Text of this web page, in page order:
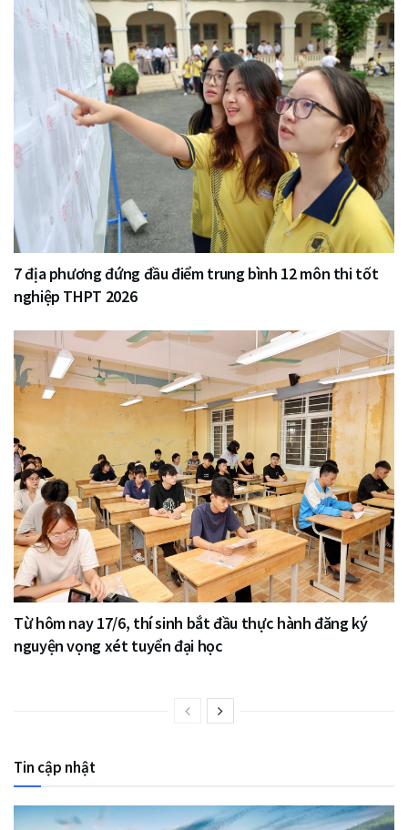
7 địa phương đứng đầu điểm trung bình 12 môn thi tốt
nghiệp THPT 2026
Từ hôm nay 17/6, thí sinh bắt đầu thực hành đăng ký
nguyện vọng xét tuyển đại học
Tin cập nhật